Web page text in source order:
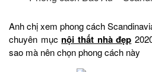
Anh chị xem phong cách
chuyên mục nội thất nhà đẹp
sao mà nên chọn phong cách này